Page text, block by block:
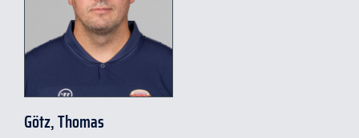
Götz, Thomas